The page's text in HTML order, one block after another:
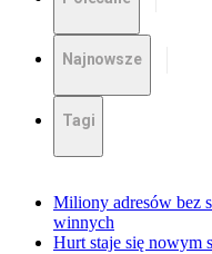
Najnowsze
Tagi
Miliony adresów bez
winnych
Hurt staje się nowym